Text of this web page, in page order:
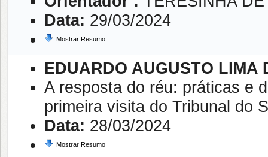
Data: 29/03/2024
Mostrar Resumo
EDUARDO AUGUSTO LIMA
A resposta do réu: práticas e
primeira visita do Tribunal do
Data: 28/03/2024
Mostrar Resumo